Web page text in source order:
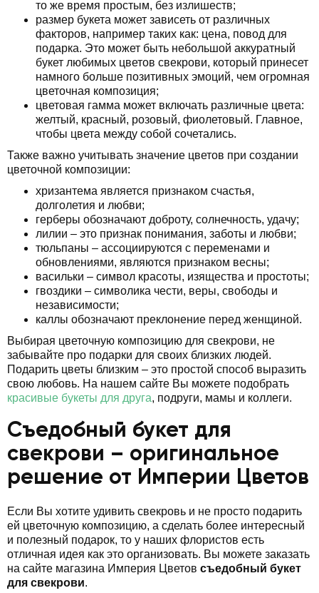
то же время простым, без излишеств;
размер букета может зависеть от различных
факторов, например таких как: цена, повод для
подарка. Это может быть небольшой аккуратный
букет любимых цветов свекрови, который принесет
намного больше позитивных эмоций, чем огромная
цветочная композиция;
цветовая гамма может включать различные цвета:
желтый, красный, розовый, фиолетовый. Главное,
чтобы цвета между собой сочетались.
Также важно учитывать значение цветов при создании
цветочной композиции:
хризантема является признаком счастья,
долголетия и любви;
герберы обозначают доброту, солнечность, удачу;
лилии – это признак понимания, заботы и любви;
тюльпаны – ассоциируются с переменами и
обновлениями, являются признаком весны;
васильки – символ красоты, изящества и простоты;
гвоздики – символика чести, веры, свободы и
независимости;
каллы обозначают преклонение перед женщиной.
Выбирая цветочную композицию для свекрови, не
забывайте про подарки для своих близких людей.
Подарить цветы близким – это простой способ выразить
свою любовь. На нашем сайте Вы можете подобрать
красивые букеты для друга, подруги, мамы и коллеги.
Съедобный букет для
свекрови – оригинальное
решение от Империи Цветов
Если Вы хотите удивить свекровь и не просто подарить
ей цветочную композицию, а сделать более интересный
и полезный подарок, то у наших флористов есть
отличная идея как это организовать. Вы можете заказать
на сайте магазина Империя Цветов съедобный букет
для свекрови.